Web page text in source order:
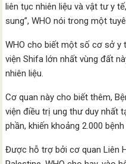
liên tục nhiên liệu và vật tư y
sung”, WHO nói trong một
WHO cho biết một số cơ sở y
viện Shifa lớn nhất vùng đất
nhiên liệu.
Cơ quan này cho biết thêm,
viện điều trị ung thư duy nhất
phần, khiến khoảng 2.000
Được hỗ trợ bởi cơ quan Liên